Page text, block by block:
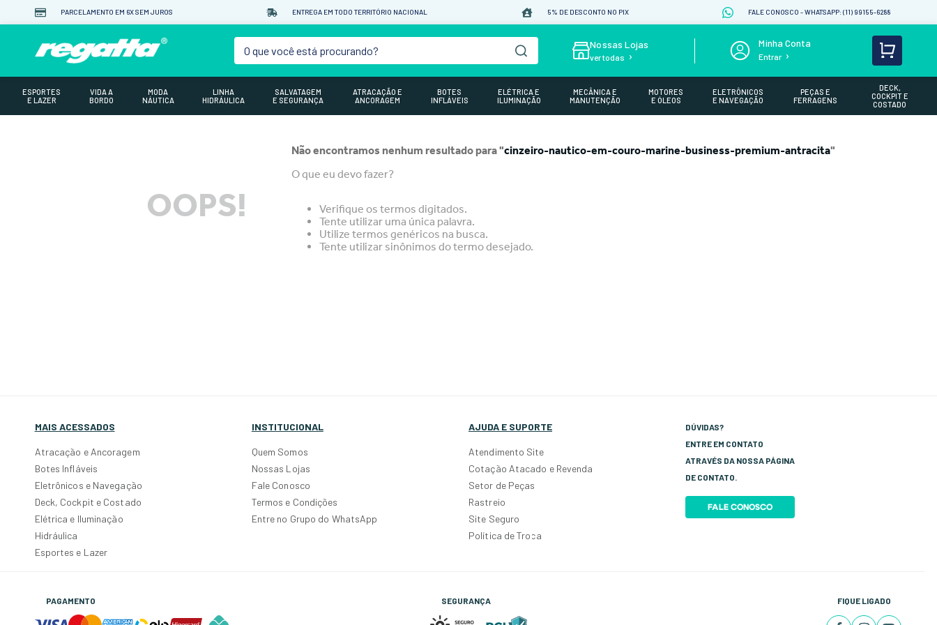
PARCELAMENTO EM 6X SEM JUROS ENTREGA EM TODO TERRITÓRIO NACIONAL 5% DE DESCONTO NO PIX FALE CONOSCO - WHATSAPP: (11) 99155-6288
O que você está procurando? Nossas Lojas
ver todas Entrar
ESPORTES
E LAZER
VIDA A
BORDO
MODA
NÁUTICA
LINHA
HIDRÁULICA
SALVATAGEM
E SEGURANÇA
ATRACAÇÃO E
ANCORAGEM
BOTES
INFLÁVEIS
ELÉTRICA E
ILUMINAÇÃO
MECÂNICA E
MANUTENÇÃO
MOTORES
E ÓLEOS
ELETRÔNICOS
E NAVEGAÇÃO
PEÇAS E
FERRAGENS
DECK,
COCKPIT E
COSTADO
OOPS!
Não encontramos nenhum resultado para "cinzeiro-nautico-em-couro-marine-business-premium-antracita"
O que eu devo fazer?
Verifique os termos digitados.
Tente utilizar uma única palavra.
Utilize termos genéricos na busca.
Tente utilizar sinônimos do termo desejado.
MAIS ACESSADOS
Atracação e Ancoragem
Botes Infláveis
Eletrônicos e Navegação
Deck, Cockpit e Costado
Elétrica e Iluminação
Hidráulica
Esportes e Lazer
INSTITUCIONAL
Quem Somos
Nossas Lojas
Fale Conosco
Termos e Condições
Entre no Grupo do WhatsApp
AJUDA E SUPORTE
Atendimento Site
Cotação Atacado e Revenda
Setor de Peças
Rastreio
Site Seguro
Política de Troca
DÚVIDAS?
ENTRE EM CONTATO
ATRAVÉS DA NOSSA PÁGINA
DE CONTATO.
FALE CONOSCO
PAGAMENTO SEGURANÇA FIQUE LIGADO